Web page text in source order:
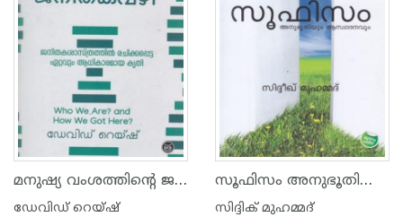
മനുഷ്യ വംശത്തിന്റെ ജനിതകവഴി
ഡേവിഡ് റെയ്ഷ്
സൂഫിസം അനുഭൂതിയും അസ്വാദനവും
സിദ്ദിക്‍ മുഹമ്മദ്